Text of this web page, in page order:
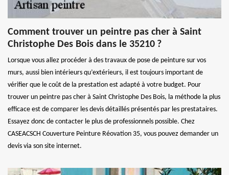
Comment trouver un peintre pas cher à Saint
Christophe Des Bois dans le 35210 ?
Lorsque vous allez procéder à des travaux de pose de peinture sur vos
murs, aussi bien intérieurs qu’extérieurs, il est toujours important de
vérifier que le coût de la prestation est adapté à votre budget. Pour
trouver un peintre pas cher à Saint Christophe Des Bois, la méthode la plus
efficace est de comparer les devis détaillés présentés par les prestataires.
Essayez donc de contacter le plus de professionnels possible. Chez
CASEACSCH Couverture Peinture Réovation 35, vous pouvez demander un
devis via son site internet.